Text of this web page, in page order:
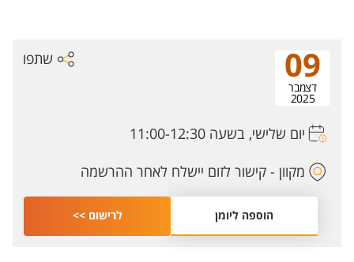
09
דצמבר
2025
יום שלישי, בשעה 11:00-12:30
מקוון - קישור לזום יישלח לאחר ההרשמה
שתפו
הוספה ליומן לרישום >>